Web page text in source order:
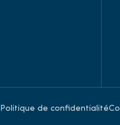
Politique de confidentialité